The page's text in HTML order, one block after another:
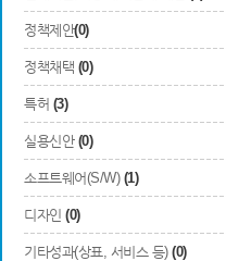
정책제안(0)
정책채택 (0)
특허 (3)
실용신안 (0)
소프트웨어(S/W) (1)
디자인 (0)
기타성과(상표, 서비스 등) (0)
과제명
주관연구기관